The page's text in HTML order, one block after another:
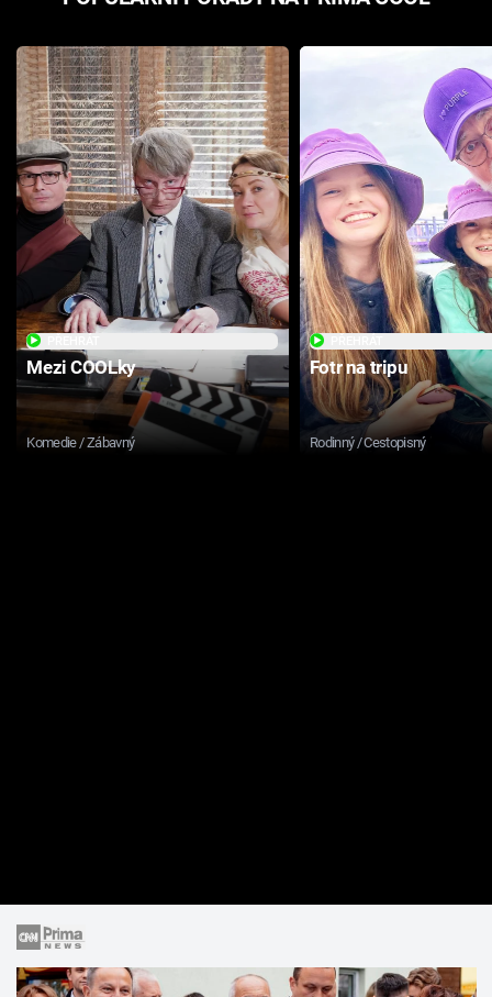
Mezi COOLky
Komedie / Zábavný
Fotr na tripu
Rodinný / Cestopisný